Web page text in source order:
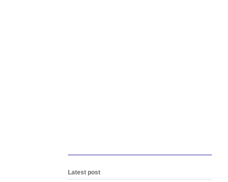
Latest post